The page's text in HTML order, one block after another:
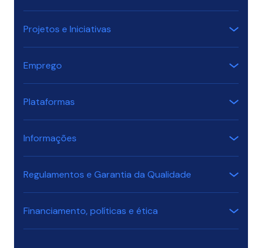
Projetos e Iniciativas
Emprego
Plataformas
Informações
Regulamentos e Garantia da Qualidade
Financiamento, políticas e ética